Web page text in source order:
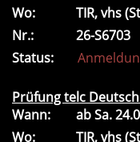
Wo:
TIR, vhs
Nr.:
26-S6703
Status:
Prüfung telc Deutsch
Wann:
abSa.
Wo:
TIR, vhs